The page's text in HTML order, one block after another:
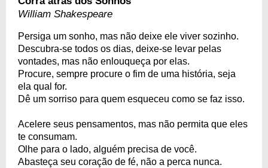
William Shakespeare
Persiga um sonho, mas não deixe ele viver sozinho.
Descubra-se todos os dias, deixe-se levar pelas
vontades, mas não enlouqueça por elas.
Procure, sempre procure o fim de uma história, seja
ela qual for.
Dê um sorriso para quem esqueceu como se faz isso.
Acelere seus pensamentos, mas não permita que eles
te consumam.
Olhe para o lado, alguém precisa de você.
Abasteça seu coração de fé, não a perca nunca.